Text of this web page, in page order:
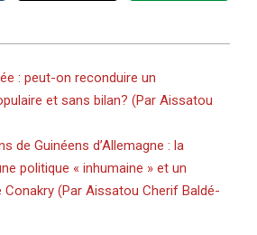
: peut-on reconduire un
et sans bilan? (Par Aissatou
de Guinéens d’Allemagne : la
politique « inhumaine » et un
Conakry (Par Aissatou Cherif Baldé-